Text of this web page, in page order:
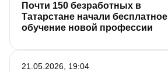
Почти 150 безработных в
Татарстане начали бесплатное
обучение новой профессии
21.05.2026, 19:04